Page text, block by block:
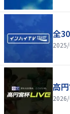
全
高